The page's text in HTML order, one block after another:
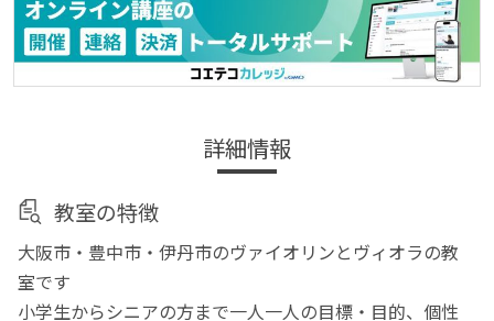
詳細情報
教室の特徴
大阪市・豊中市・伊丹市のヴァイオリンとヴィオラの教
室です
小学生からシニアの方まで一人一人の目標・目的、個性